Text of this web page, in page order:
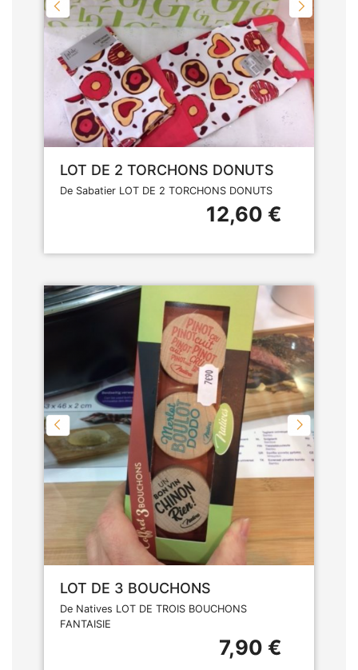
LOT DE 2 TORCHONS DONUTS
De Sabatier LOT DE 2 TORCHONS DONUTS
12,60 €
LOT DE 3 BOUCHONS
De Natives LOT DE TROIS BOUCHONS
FANTAISIE
7,90 €